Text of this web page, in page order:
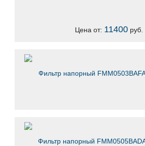
Цена от: 11400 руб.
Фильтр напорный
Фильтр напорный